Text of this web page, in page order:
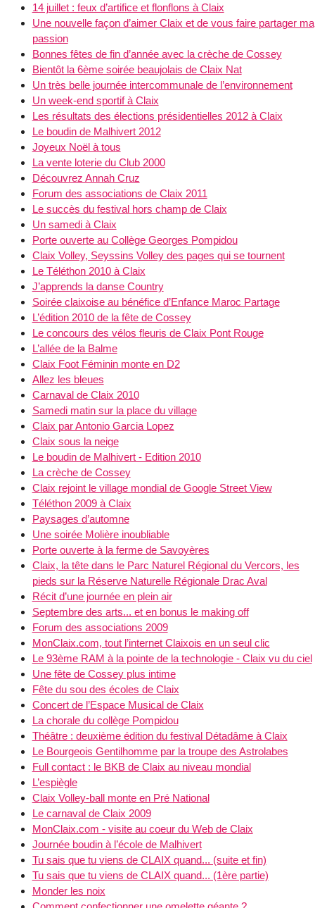
14 juillet : feux d’artifice et flonflons à Claix
Une nouvelle façon d’aimer Claix et de vous faire partager ma
passion
Bonnes fêtes de fin d’année avec la crèche de Cossey
Bientôt la 6ème soirée beaujolais de Claix Nat
Un très belle journée intercommunale de l’environnement
Un week-end sportif à Claix
Les résultats des élections présidentielles 2012 à Claix
Le boudin de Malhivert 2012
Joyeux Noël à tous
La vente loterie du Club 2000
Découvrez Annah Cruz
Forum des associations de Claix 2011
Le succès du festival hors champ de Claix
Un samedi à Claix
Porte ouverte au Collège Georges Pompidou
Claix Volley, Seyssins Volley des pages qui se tournent
Le Téléthon 2010 à Claix
J’apprends la danse Country
Soirée claixoise au bénéfice d’Enfance Maroc Partage
L’édition 2010 de la fête de Cossey
Le concours des vélos fleuris de Claix Pont Rouge
L’allée de la Balme
Claix Foot Féminin monte en D2
Allez les bleues
Carnaval de Claix 2010
Samedi matin sur la place du village
Claix par Antonio Garcia Lopez
Claix sous la neige
Le boudin de Malhivert - Edition 2010
La crèche de Cossey
Claix rejoint le village mondial de Google Street View
Téléthon 2009 à Claix
Paysages d’automne
Une soirée Molière inoubliable
Porte ouverte à la ferme de Savoyères
Claix, la tête dans le Parc Naturel Régional du Vercors, les
pieds sur la Réserve Naturelle Régionale Drac Aval
Récit d’une journée en plein air
Septembre des arts... et en bonus le making off
Forum des associations 2009
MonClaix.com, tout l’internet Claixois en un seul clic
Le 93ème RAM à la pointe de la technologie - Claix vu du ciel
Une fête de Cossey plus intime
Fête du sou des écoles de Claix
Concert de l’Espace Musical de Claix
La chorale du collège Pompidou
Théâtre : deuxième édition du festival Détadâme à Claix
Le Bourgeois Gentilhomme par la troupe des Astrolabes
Full contact : le BKB de Claix au niveau mondial
L’espiègle
Claix Volley-ball monte en Pré National
Le carnaval de Claix 2009
MonClaix.com - visite au coeur du Web de Claix
Journée boudin à l’école de Malhivert
Tu sais que tu viens de CLAIX quand... (suite et fin)
Tu sais que tu viens de CLAIX quand... (1ère partie)
Monder les noix